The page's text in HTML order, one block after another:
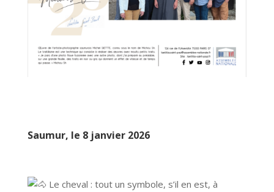
Saumur, le 8 janvier 2026
Le cheval : tout un symbole, s’il en est, à